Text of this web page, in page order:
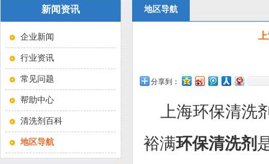
新闻资讯
企业新闻
行业资讯
常见问题
帮助中心
清洗剂百科
地区导航
地区导航
分享到：
上海环保清洗
裕满环保清洗剂